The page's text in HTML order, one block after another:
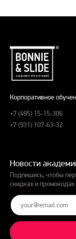
Корпоративное
+7 (495) 15-15-306
+7 (931) 107-63-32
Новости
Подпишись, чтобы
скидках и промокодах